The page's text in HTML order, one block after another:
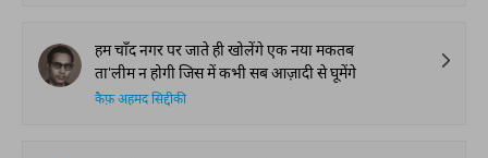
हम चाँद नगर पर जाते ही खोलेंगे एक नया मकतब
ता'लीम न होगी जिस में कभी सब आज़ादी से घूमेंगे
कैफ़ अहमद सिद्दीकी